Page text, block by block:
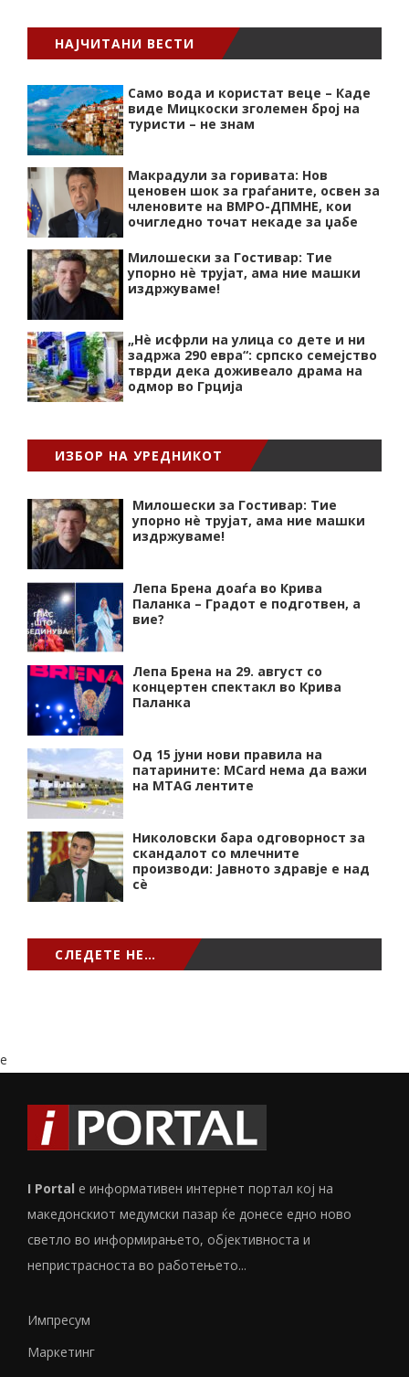
НАЈЧИТАНИ ВЕСТИ
Само вода и користат веце – Каде
виде Мицкоски зголемен број на
туристи – не знам
Макрадули за горивата: Нов
ценовен шок за граѓаните, освен за
членовите на ВМРО-ДПМНЕ, кои
очигледно точат некаде за џабе
Милошески за Гостивар: Тие
упорно нѐ трујат, ама ние машки
издржуваме!
„Нѐ исфрли на улица со дете и ни
задржа 290 евра“: српско семејство
тврди дека доживеало драма на
одмор во Грција
ИЗБОР НА УРЕДНИКОТ
Милошески за Гостивар: Тие
упорно нѐ трујат, ама ние машки
издржуваме!
Лепа Брена доаѓа во Крива
Паланка – Градот е подготвен, а
вие?
Лепа Брена на 29. август со
концертен спектакл во Крива
Паланка
Од 15 јуни нови правила на
патарините: MCard нема да важи
на MTAG лентите
Николовски бара одговорност за
скандалот со млечните
производи: Јавното здравје е над
сѐ
СЛЕДЕТЕ НЕ…
e
I Portal е информативен интернет портал кој на
македонскиот медумски пазар ќе донесе едно ново
светло во информирањето, објективноста и
непристрасноста во работењето...
Импресум
Маркетинг